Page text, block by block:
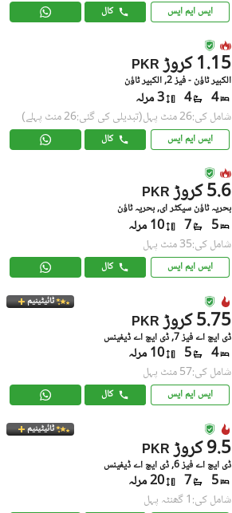
ایس ایم ایس کال
PKR 1.15 کروڑ
الکبیر ٹاؤن - فیز 2, الکبیر ٹاؤن
4
4 3 مرلہ
شامل کی:26 منٹ پہل (تبدیلی کی گئی:26 منٹ پہلے)
ایس ایم ایس کال
PKR 5.6 کروڑ
بحریہ ٹاؤن سیکٹر ای, بحریہ ٹاؤن
5
7 10 مرلہ
شامل کی:35 منٹ پہل
ایس ایم ایس کال
ٹائیٹینیم
PKR 5.75 کروڑ
ڈی ایچ اے فیز 7, ڈی ایچ اے ڈیفینس
4
5 10 مرلہ
شامل کی:57 منٹ پہل
ایس ایم ایس کال
ٹائیٹینیم
PKR 9.5 کروڑ
ڈی ایچ اے فیز 6, ڈی ایچ اے ڈیفینس
5
7 20 مرلہ
شامل کی:1 گھنٹہ پہل